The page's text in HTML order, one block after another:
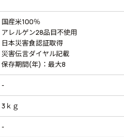
国産米100％
アレルゲン28品目不使用
日本災害食認証取得
災害伝言ダイヤル記載
保存期間(年)：最大8
-
3ｋｇ
-